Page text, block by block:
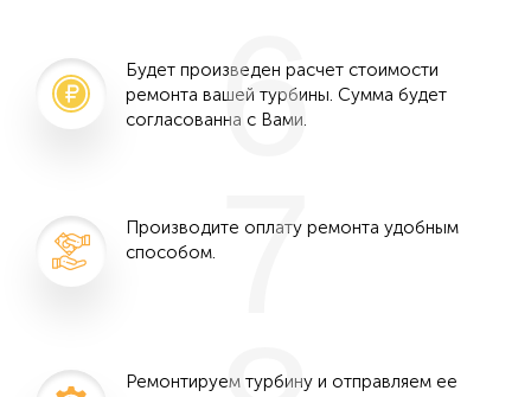
Будет произведен расчет стоимости
ремонта вашей турбины. Сумма будет
согласованна с Вами.
6
Производите оплату ремонта удобным
способом.7
Ремонтируем турбину и отправляем ее